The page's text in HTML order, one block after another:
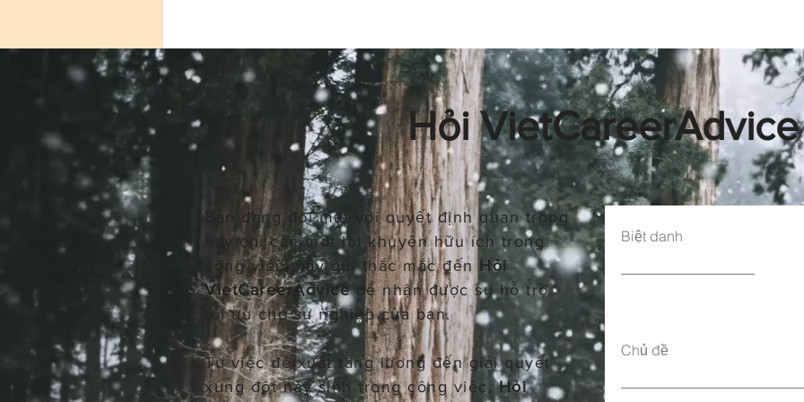
Hỏi ​VietCareerAdvice
Bạn đang đối mặt với quyết định quan trọng
hay chỉ cần một lời khuyên hữu ích trong
công việc, hãy gửi thắc mắc đến Hỏi
VietCareerAdviceđể nhận được sự hỗ trợ
tối ưu cho sự nghiệp của bạn.
Từ việc đề xuất tăng lương đến giải quyết
xung đột nảy sinh trong công việc,Hỏi
Biệt danh
Chủ đề